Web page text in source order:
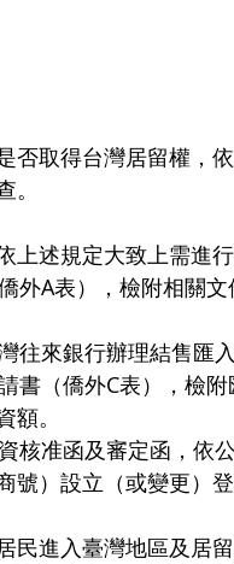
否取得台灣居留權，
上述規定大致上需進行
往來銀行辦理結售匯
。
號）設立（或變更）登
民進入臺灣地區及居